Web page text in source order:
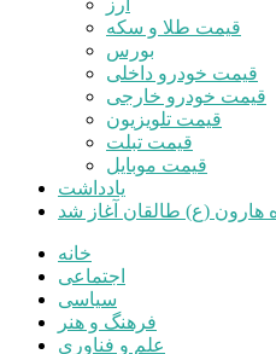
ارز
قیمت طلا و سکه
بورس
قیمت خودرو داخلی
قیمت خودرو خارجی
قیمت تلویزیون
قیمت تبلت
قیمت موبایل
یادداشت
هارون (ع) طالقان آغاز شد
خانه
اجتماعی
سیاسی
فرهنگ و هنر
علم و فناوری